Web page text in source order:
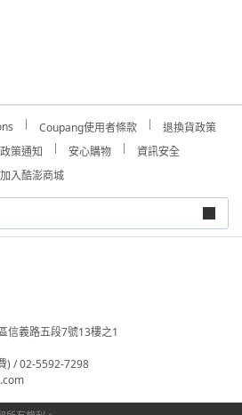
Coupang使用者條款
退換貨政策
策通知 安心購物
資訊安全
加入酷澎商城
信義路五段7號13樓之1
) / 02-5592-7298